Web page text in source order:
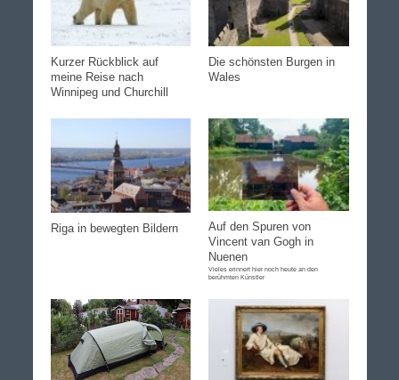
Kurzer Rückblick auf
meine Reise nach
Winnipeg und Churchill
Die schönsten Burgen in
Wales
Riga in bewegten Bildern
Auf den Spuren von
Vincent van Gogh in
Nuenen
Vieles erinnert hier noch heute an den
berühmten Künstler